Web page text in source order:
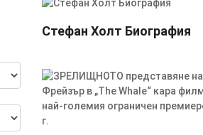
Стефан Холт Биография